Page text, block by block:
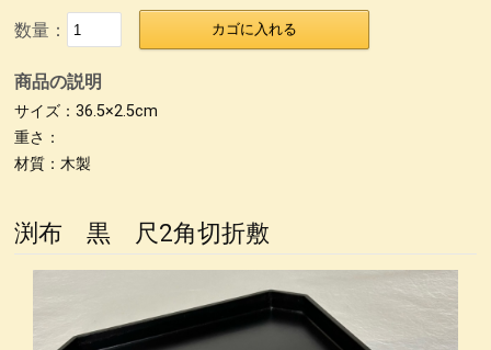
うるし絵 4.2椀.ぐい呑み ケヤキ仙才汁椀 金刷毛目
刷毛根来 丸渕盛鉢 荒挽タメ8寸盛鉢 古根来8寸深鉢
古代根来尺1八卦盆
尺０刷毛根来丸渕盛鉢
古代根来尺2盛鉢
荒挽坪型椀 荒彫6寸鉢 木製マグカップ
特定商取引法表記
うるしの臭いの取り方 うるし工房錦壽のテーマ
数量： カゴに入れる
商品の説明
サイズ：36.5×2.5cm
重さ：
材質：木製
渕布 黒 尺2角切折敷